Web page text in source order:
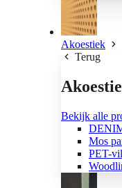
Akoestiek
Terug
Bekijk alle
Mos
PET-